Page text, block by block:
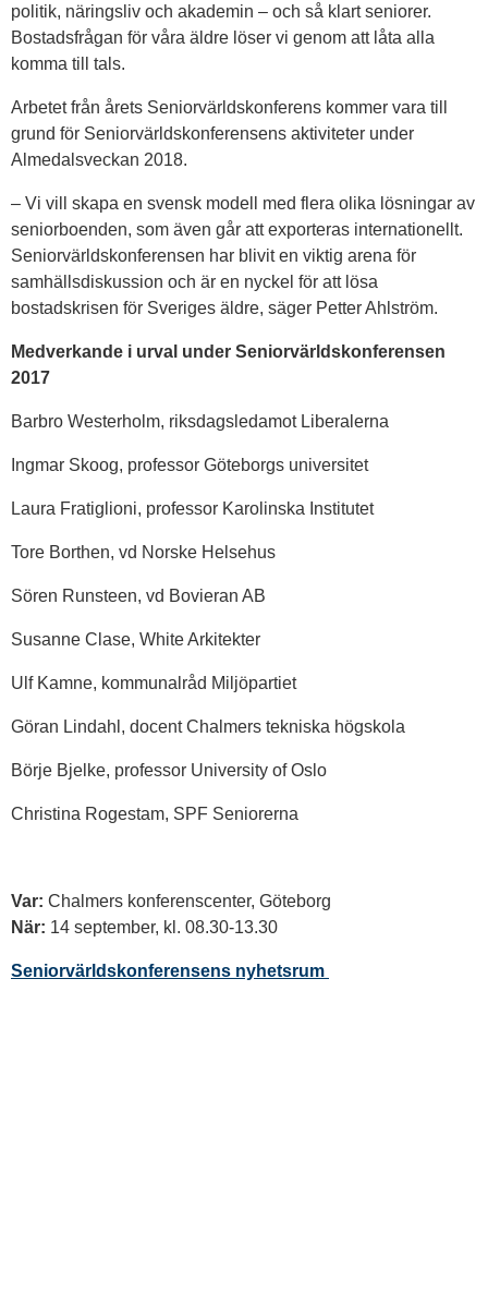
politik, näringsliv och akademin – och så klart seniorer.
Bostadsfrågan för våra äldre löser vi genom att låta alla
komma till tals.
Arbetet från årets Seniorvärldskonferens kommer vara till
grund för Seniorvärldskonferensens aktiviteter under
Almedalsveckan 2018.
– Vi vill skapa en svensk modell med flera olika lösningar av
seniorboenden, som även går att exporteras internationellt.
Seniorvärldskonferensen har blivit en viktig arena för
samhällsdiskussion och är en nyckel för att lösa
bostadskrisen för Sveriges äldre, säger Petter Ahlström.
Medverkande i urval under Seniorvärldskonferensen
2017
Barbro Westerholm, riksdagsledamot Liberalerna
Ingmar Skoog, professor Göteborgs universitet
Laura Fratiglioni, professor Karolinska Institutet
Tore Borthen, vd Norske Helsehus
Sören Runsteen, vd Bovieran AB
Susanne Clase, White Arkitekter
Ulf Kamne, kommunalråd Miljöpartiet
Göran Lindahl, docent Chalmers tekniska högskola
Börje Bjelke, professor University of Oslo
Christina Rogestam, SPF Seniorerna
Var: Chalmers konferenscenter, Göteborg
När: 14 september, kl. 08.30-13.30
Seniorvärldskonferensens nyhetsrum